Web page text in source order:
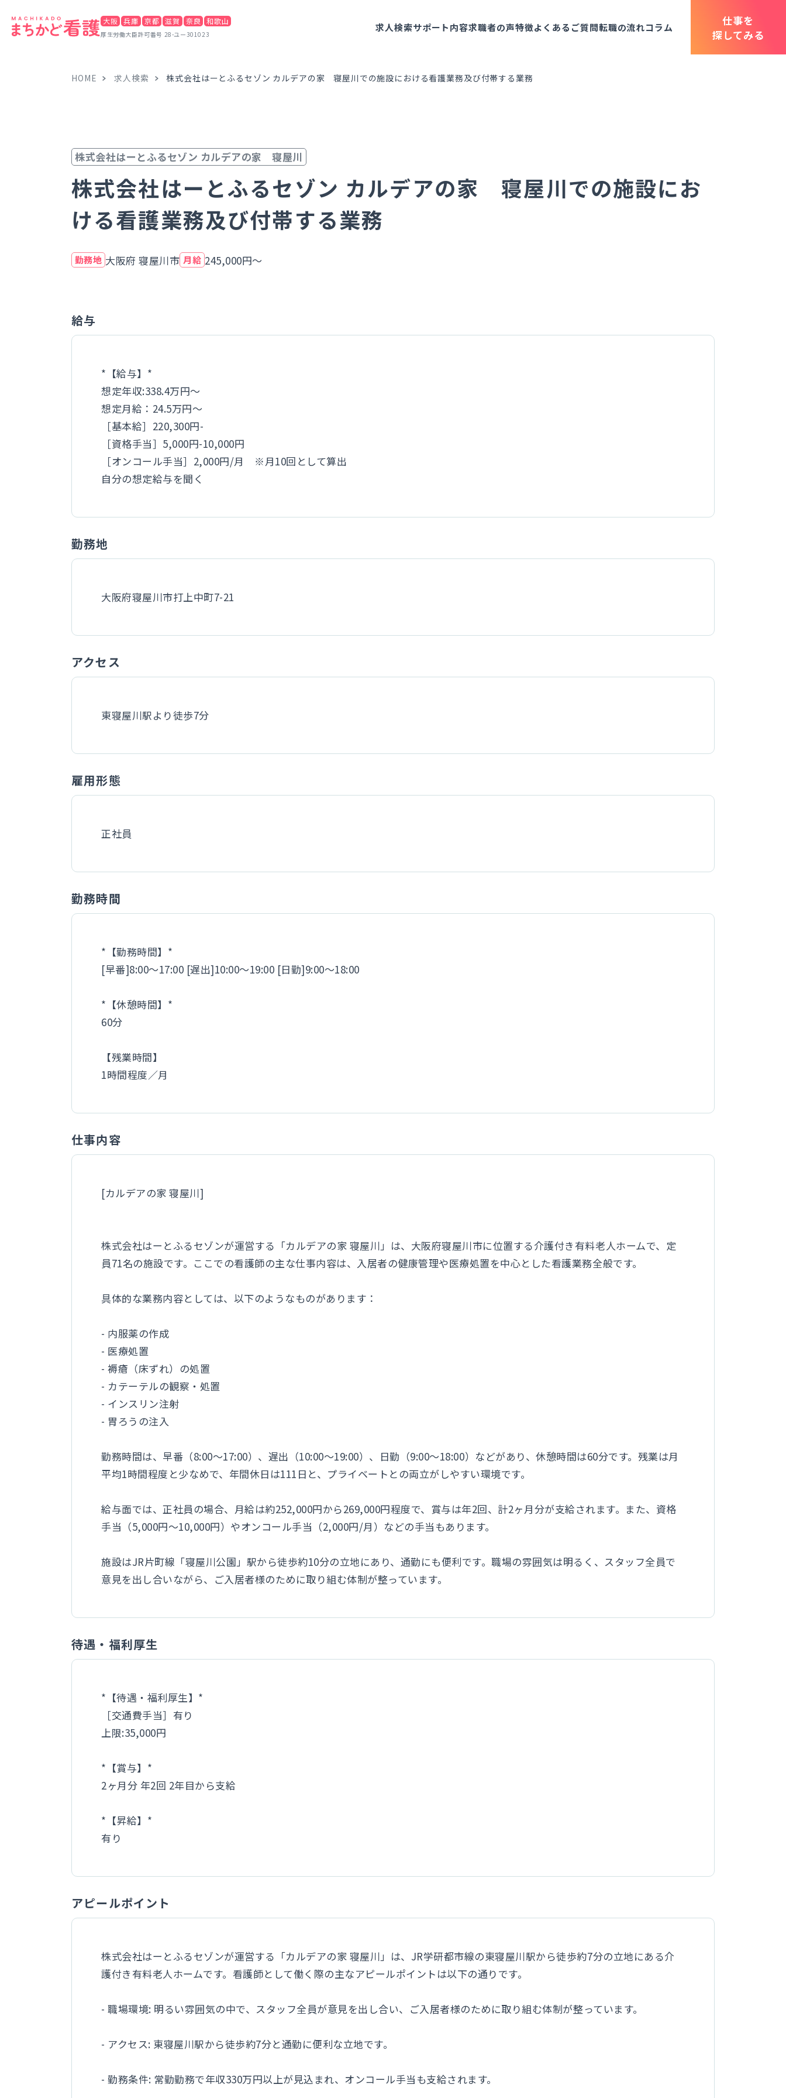
大阪 兵庫 京都 滋賀 奈良 和歌山
厚生労働大臣許可番号 28-ユー301023
求人検索サポート内容求職者の声特徴よくあるご質問転職の流れコラム
仕事を
探してみる
HOME 求人検索 株式会社はーとふるセゾン カルデアの家 寝屋川での施設における看護業務及び付帯する業務
株式会社はーとふるセゾン カルデアの家 寝屋川
株式会社はーとふるセゾン カルデアの家 寝屋川での施設にお
ける看護業務及び付帯する業務
勤務地 大阪府 寝屋川市 月給 245,000円～
給与
*【給与】*
想定年収:338.4万円～
想定月給：24.5万円～
［基本給］220,300円-
［資格手当］5,000円-10,000円
［オンコール手当］2,000円/月 ※月10回として算出
自分の想定給与を聞く
勤務地
大阪府寝屋川市打上中町7-21
アクセス
東寝屋川駅より徒歩7分
雇用形態
正社員
勤務時間
*【勤務時間】*
[早番]8:00～17:00 [遅出]10:00～19:00 [日勤]9:00～18:00
*【休憩時間】*
60分
【残業時間】
1時間程度／月
仕事内容
[カルデアの家 寝屋川]
株式会社はーとふるセゾンが運営する「カルデアの家 寝屋川」は、大阪府寝屋川市に位置する介護付き有料老人ホームで、定
員71名の施設です。ここでの看護師の主な仕事内容は、入居者の健康管理や医療処置を中心とした看護業務全般です。
具体的な業務内容としては、以下のようなものがあります：
- 内服薬の作成
- 医療処置
- 褥瘡（床ずれ）の処置
- カテーテルの観察・処置
- インスリン注射
- 胃ろうの注入
勤務時間は、早番（8:00～17:00）、遅出（10:00～19:00）、日勤（9:00～18:00）などがあり、休憩時間は60分です。残業は月
平均1時間程度と少なめで、年間休日は111日と、プライベートとの両立がしやすい環境です。
給与面では、正社員の場合、月給は約252,000円から269,000円程度で、賞与は年2回、計2ヶ月分が支給されます。また、資格
手当（5,000円～10,000円）やオンコール手当（2,000円/月）などの手当もあります。
施設はJR片町線「寝屋川公園」駅から徒歩約10分の立地にあり、通勤にも便利です。職場の雰囲気は明るく、スタッフ全員で
意見を出し合いながら、ご入居者様のために取り組む体制が整っています。
待遇・福利厚生
*【待遇・福利厚生】*
［交通費手当］有り
上限:35,000円
*【賞与】*
2ヶ月分 年2回 2年目から支給
*【昇給】*
有り
アピールポイント
株式会社はーとふるセゾンが運営する「カルデアの家 寝屋川」は、JR学研都市線の東寝屋川駅から徒歩約7分の立地にある介
護付き有料老人ホームです。看護師として働く際の主なアピールポイントは以下の通りです。
- 職場環境: 明るい雰囲気の中で、スタッフ全員が意見を出し合い、ご入居者様のために取り組む体制が整っています。
- アクセス: 東寝屋川駅から徒歩約7分と通勤に便利な立地です。
- 勤務条件: 常勤勤務で年収330万円以上が見込まれ、オンコール手当も支給されます。